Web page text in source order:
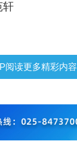
轩
阅读更多精彩内容